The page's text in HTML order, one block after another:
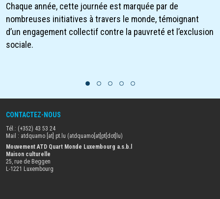
Chaque année, cette journée est marquée par de
nombreuses initiatives à travers le monde, témoignant
d’un engagement collectif contre la pauvreté et l’exclusion
sociale.
1 2 3 4 5
CONTACTEZ-NOUS
Tél.: (+352) 43 53 24
Mail : atdquamo [at] pt. lu (atdquamo[at]pt[dot]lu)
Mouvement ATD Quart Monde Luxembourg a.s.b.l
Maison culturelle
25, rue de Beggen
L-1221 Luxembourg